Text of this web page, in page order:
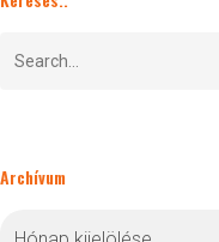
Archívum